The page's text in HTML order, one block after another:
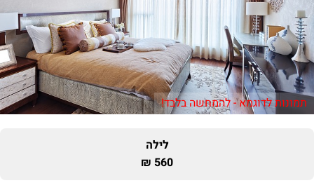
תמונות לדוגמא - להמחשה בלבד!
לילה
560 ₪